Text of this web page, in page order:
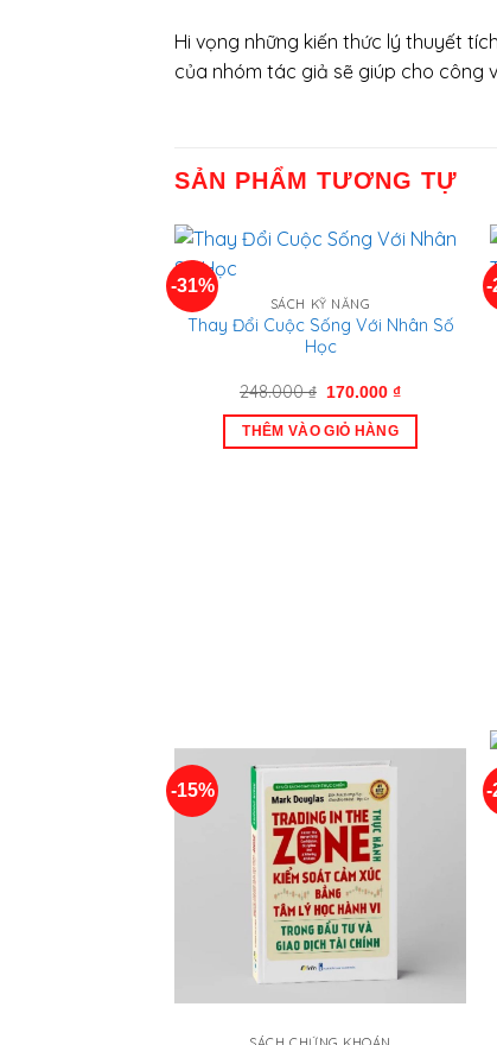
Hi vọng những kiến thức lý thuyết
của nhóm tác giả sẽ giúp cho công
SẢN PHẨM TƯƠNG TỰ
-31%
SÁCH KỸ NĂNG
Thay Đổi Cuộc Sống Với Nhân Số
Học
248.000₫ Giá
là:
248.000 ₫.
170.000₫Giá
tại
THÊM VÀO GIỎ HÀNG
-
-15% -